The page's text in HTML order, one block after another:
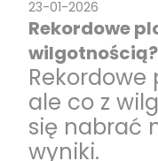
23-01-2026
Rekordowe
Rekordowe
ale co z
się nabrać
wyniki.